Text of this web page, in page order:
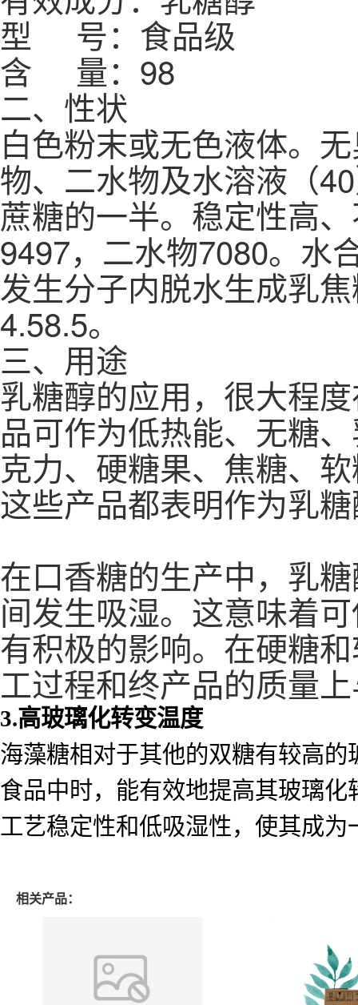
型 号：食品级
含 量：98
二、性状
白色粉末或无色液体。
物、二水物及水溶液（
蔗糖的一半。稳定性高
9497，二水物7080。水
发生分子内脱水生成乳
4.58.5。
三、用途
乳糖醇的应用，很大程
品可作为低热能、无糖
克力、硬糖果、焦糖、
这些产品都表明作为乳
在口香糖的生产中，乳
间发生吸湿。这意味着
有积极的影响。在硬糖
工过程和终产品的质量
3.高玻璃化转变温度
海藻糖相对于其他的双糖有较高
食品中时，能有效地提高其玻璃
工艺稳定性和低吸湿性，使其成
相关产品：